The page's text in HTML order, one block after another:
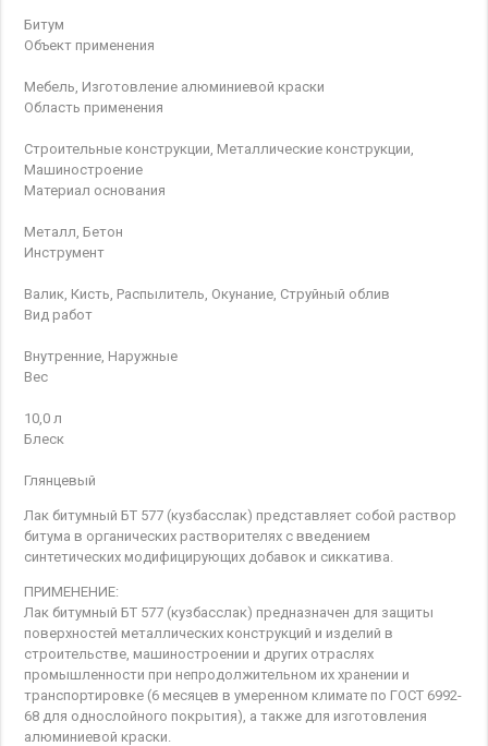
Битум
Объект применения
Мебель, Изготовление алюминиевой краски
Область применения
Строительные конструкции, Металлические конструкции,
Машиностроение
Материал основания
Металл, Бетон
Инструмент
Валик, Кисть, Распылитель, Окунание, Струйный облив
Вид работ
Внутренние, Наружные
Вес
10,0 л
Блеск
Глянцевый
Лак битумный БТ 577 (кузбасслак) представляет собой раствор
битума в органических растворителях с введением
синтетических модифицирующих добавок и сиккатива.
ПРИМЕНЕНИЕ:
Лак битумный БТ 577 (кузбасслак) предназначен для защиты
поверхностей металлических конструкций и изделий в
строительстве, машиностроении и других отраслях
промышленности при непродолжительном их хранении и
транспортировке (6 месяцев в умеренном климате по ГОСТ 6992-
68 для однослойного покрытия), а также для изготовления
алюминиевой краски.